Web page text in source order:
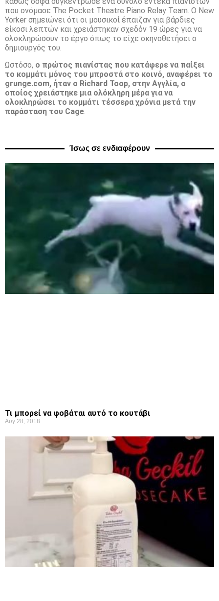
που ονόμασε The Pocket Theatre Piano Relay Team. Ο New
Yorker σημειώνει ότι οι μουσικοί έπαιζαν για βάρδιες
είκοσι λεπτών και χρειάστηκαν σχεδόν 19 ώρες για να
ολοκληρώσουν το έργο όπως το είχε σκηνοθετήσει ο
δημιουργός του.
Ωστόσο, ο πρώτος πιανίστας που κατάφερε να παίξει
το κομμάτι μόνος του μπροστά στο κοινό, αναφέρει το
grunge.com, ήταν ο Richard Toop, στην Αγγλία, ο
οποίος χρειάστηκε μια ολόκληρη μέρα για να
ολοκληρώσει το κομμάτι τέσσερα χρόνια μετά την
παράσταση του Cage.
Ίσως σε ενδιαφέρουν
Τι μπορεί να φοβάται αυτό το κουτάβι
Αυγ 28, 2018